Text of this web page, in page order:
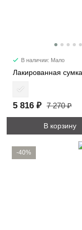
В наличии: Мало
5 816 ₽ 7 270 ₽
В корзину
-40%